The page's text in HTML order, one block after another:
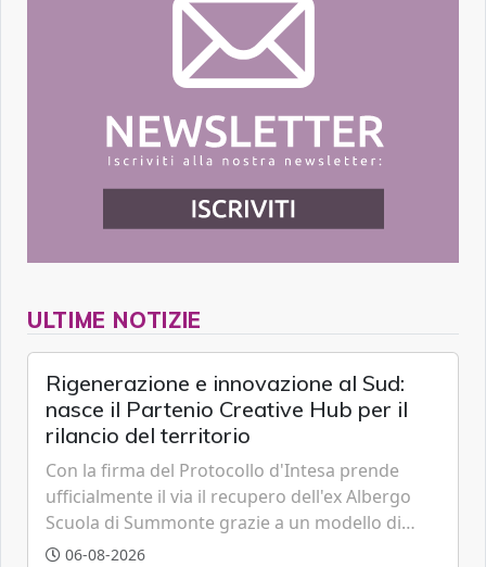
ULTIME NOTIZIE
Rigenerazione e innovazione al Sud:
nasce il Partenio Creative Hub per il
rilancio del territorio
Con la firma del Protocollo d'Intesa prende
ufficialmente il via il recupero dell'ex Albergo
Scuola di Summonte grazie a un modello di
partenariato pubblico-privato e a una rete di
06-08-2026